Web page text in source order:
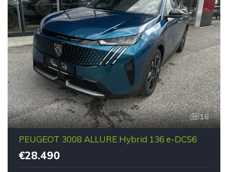
16
PEUGEOT 3008 ALLURE Hybrid 136 e-DCS6
€28.490